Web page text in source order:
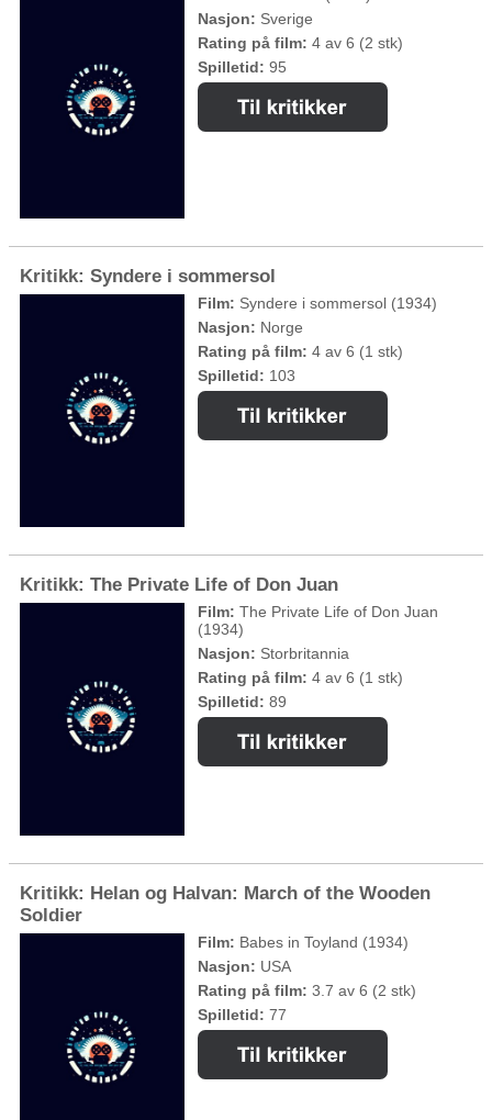
Nasjon: Sverige
Rating på film: 4 av 6 (2 stk)
Spilletid: 95
Kritikk: Syndere i sommersol
Film: Syndere i sommersol (1934)
Nasjon: Norge
Rating på film: 4 av 6 (1 stk)
Spilletid: 103
Kritikk: The Private Life of Don Juan
Film: The Private Life of Don Juan
(1934)
Nasjon: Storbritannia
Rating på film: 4 av 6 (1 stk)
Spilletid: 89
Kritikk: Helan og Halvan: March of the Wooden
Soldier
Film: Babes in Toyland (1934)
Nasjon: USA
Rating på film: 3.7 av 6 (2 stk)
Spilletid: 77